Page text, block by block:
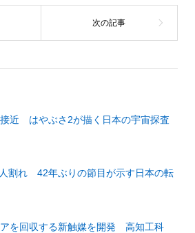
近 はやぶさ2が描く日本の宇宙探査
割れ 42年ぶりの節目が示す日本の転
を回収する新触媒を開発 高知工科